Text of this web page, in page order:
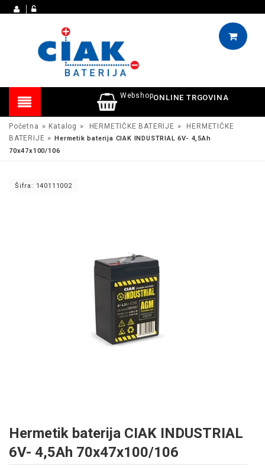
ONLINE TRGOVINA
Webshop
Početna » Katalog » HERMETIČKE BATERIJE »
HERMETIČKE
BATERIJE » Hermetik baterija CIAK INDUSTRIAL 6V- 4,5Ah
70x47x100/106
Šifra: 140111002
Hermetik baterija CIAK INDUSTRIAL
6V- 4,5Ah 70x47x100/106